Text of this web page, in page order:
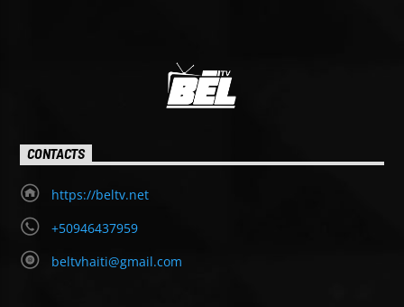
CONTACTS
https://beltv.net
+50946437959
beltvhaiti@gmail.com